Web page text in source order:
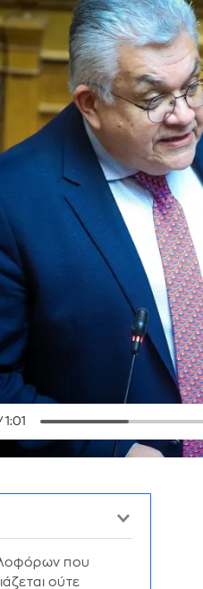
που
ούτε